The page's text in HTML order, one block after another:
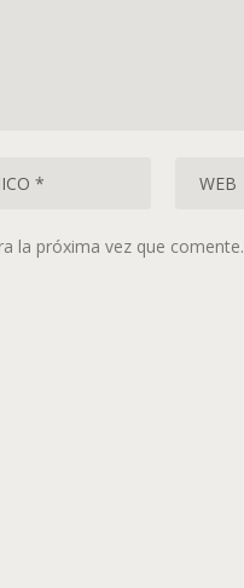
la próxima vez que comente.